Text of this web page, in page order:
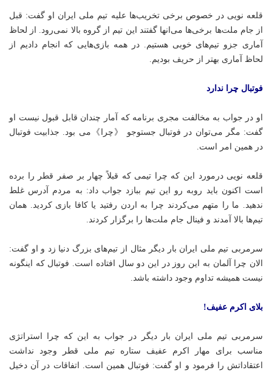
قلعه نویی در خصوص برخی تخریب‌ها علیه تیم ملی ایران او گفت: قبل
از جام ملت‌ها برخی‌ها می‌انها گفتند این تیم از گروه بالا نمی‌رود. از لحاظ
آماری جزو تیم‌های خوبی هستیم. در همه بازی‌هایی که انجام دادیم از
لحاظ آماری بهتر از حریف بودیم.
فوتبال چرا ندارد
او در جواب به مخالفت مجری برنامه که آمار چندان قابل قبول نیست او
گفت: مگر می‌توان در فوتبال جستوجو
《چرا》می بود . جذابیت فوتبال
در همین امر است.
قلعه نویی درمورد این که چرا تیمی که قبلاً چهار بر صفر قطر را برده
است اکنون باید روبه رو این تیم ببازد جواب داد: به مردم آدرس غلط
ندهید. ما را متهم می‌کردند چرا به اردن رفتید یا کافا بازی کردید. همان
تیم‌ها بالا آمدند و فینال جام ملت‌ها را برگزار کردند.
سرمربی تیم ملی ایران بار دیگر مثال از تیم‌های بزرگ دنیا زد و او گفت:
الان چرا آلمان به این روز در این دو سال افتاده است. فوتبال که اینگونه
نیست همیشه تداوم وجود داشته باشد.
بلای اکرم عفیف!
سرمربی تیم ملی ایران بار دیگر در جواب به این که چرا استراتژی
مناسب برای مهار اکرم عفیف ستاره تیم ملی قطر وجود نداشت
اعتقاداتش را فرمود و او گفت: فوتبال همین است. اتفاقات در آن دخیل